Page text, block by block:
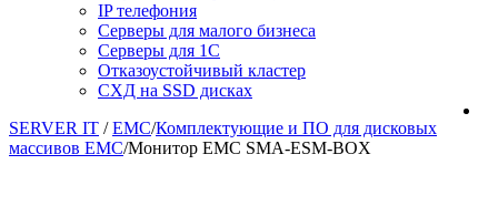
IP телефония
Серверы для малого бизнеса
Серверы для 1С
Отказоустойчивый кластер
СХД на SSD дисках
SERVER IT / EMC/Комплектующие и ПО для дисковых
массивов EMC/Монитор EMC SMA-ESM-BOX